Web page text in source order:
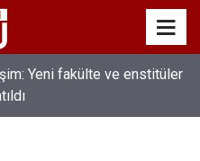
Yeni fakülte ve enstitüler
Genel müdürler değişti,